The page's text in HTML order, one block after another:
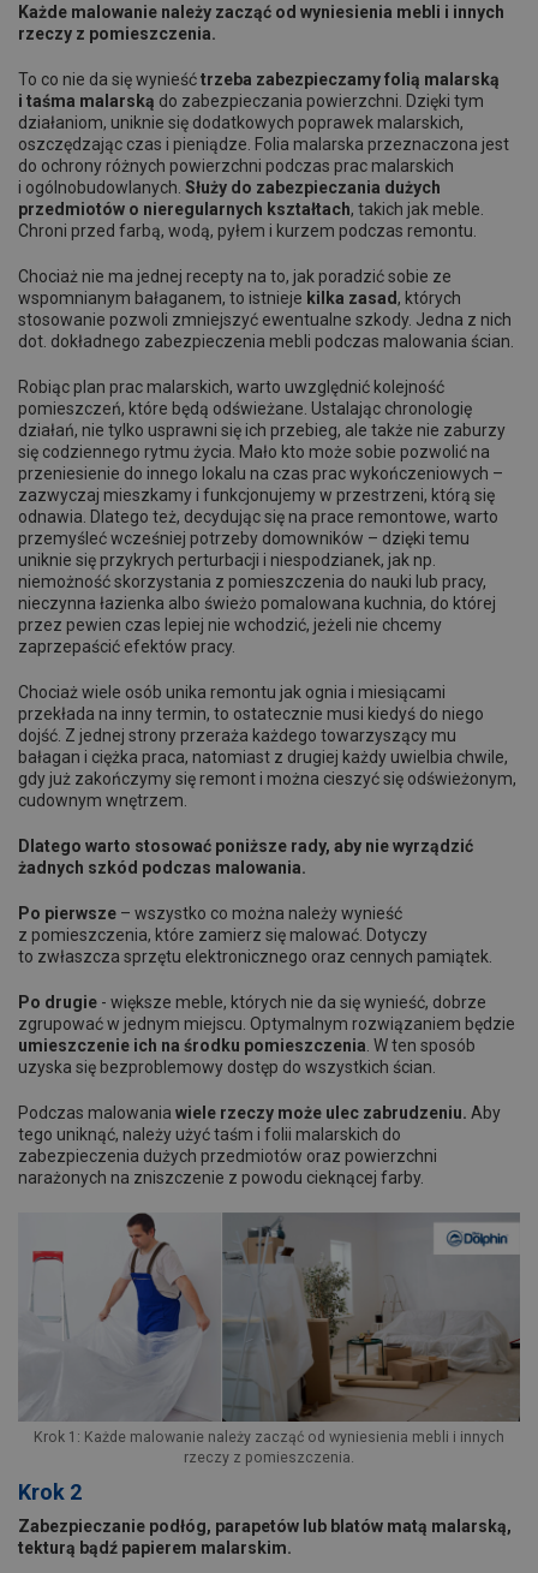
Każde malowanie należy zacząć od wyniesienia mebli i innych
rzeczy z pomieszczenia.
To co nie da się wynieśćtrzeba zabezpieczamy folią malarską
i taśma malarską do zabezpieczania powierzchni. Dzięki tym
działaniom, uniknie się dodatkowych poprawek malarskich,
oszczędzając czas i pieniądze. Folia malarska przeznaczona jest
do ochrony różnych powierzchni podczas prac malarskich
i ogólnobudowlanych. Służy do zabezpieczania dużych
przedmiotów o nieregularnych kształtach, takich jak meble.
Chroni przed farbą, wodą, pyłem i kurzem podczas remontu.
Chociaż nie ma jednej recepty na to, jak poradzić sobie ze
wspomnianym bałaganem, to istnieje kilka zasad , których
stosowanie pozwoli zmniejszyć ewentualne szkody. Jedna z nich
dot. dokładnego zabezpieczenia mebli podczas malowania ścian.
Robiąc plan prac malarskich, warto uwzględnić kolejność
pomieszczeń, które będą odświeżane. Ustalając chronologię
działań, nie tylko usprawni się ich przebieg, ale także nie zaburzy
się codziennego rytmu życia. Mało kto może sobie pozwolić na
przeniesienie do innego lokalu na czas prac wykończeniowych –
zazwyczaj mieszkamy i funkcjonujemy w przestrzeni, którą się
odnawia. Dlatego też, decydując się na prace remontowe, warto
przemyśleć wcześniej potrzeby domowników – dzięki temu
uniknie się przykrych perturbacji i niespodzianek, jak np.
niemożność skorzystania z pomieszczenia do nauki lub pracy,
nieczynna łazienka albo świeżo pomalowana kuchnia, do której
przez pewien czas lepiej nie wchodzić, jeżeli nie chcemy
zaprzepaścić efektów pracy.
Chociaż wiele osób unika remontu jak ognia i miesiącami
przekłada na inny termin, to ostatecznie musi kiedyś do niego
dojść. Z jednej strony przeraża każdego towarzyszący mu
bałagan i ciężka praca, natomiast z drugiej każdy uwielbia chwile,
gdy już zakończymy się remont i można cieszyć się odświeżonym,
cudownym wnętrzem.
Dlatego warto stosować poniższe rady, aby nie wyrządzić
żadnych szkód podczas malowania.
Po pierwsze – wszystko co można należy wynieść
z pomieszczenia, które zamierz się malować. Dotyczy
to zwłaszcza sprzętu elektronicznego oraz cennych pamiątek.
Po drugie - większe meble, których nie da się wynieść, dobrze
zgrupować w jednym miejscu. Optymalnym rozwiązaniem będzie
umieszczenie ich na środku pomieszczenia . W ten sposób
uzyska się bezproblemowy dostęp do wszystkich ścian.
Podczas malowania wiele rzeczy może ulec zabrudzeniu. Aby
tego uniknąć, należy użyć taśm i folii malarskich do
zabezpieczenia dużych przedmiotów oraz powierzchni
narażonych na zniszczenie z powodu cieknącej farby.
Krok 1: Każde malowanie należy zacząć od wyniesienia mebli i innych
rzeczy z pomieszczenia.
Krok 2
Zabezpieczanie podłóg, parapetów lub blatów matą malarską,
tekturą bądź papierem malarskim.